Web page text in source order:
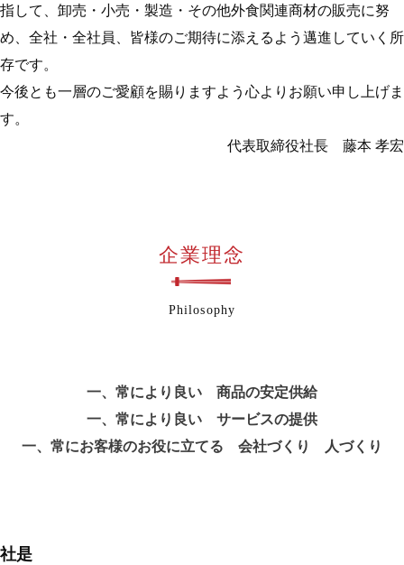
指して、卸売・小売・製造・その他外食関連商材の販売に努
め、全社・全社員、皆様のご期待に添えるよう邁進していく所
存です。
今後とも一層のご愛顧を賜りますよう心よりお願い申し上げま
す。
代表取締役社長 藤本 孝宏
企業理念
Philosophy
一、常により良い 商品の安定供給
一、常により良い サービスの提供
一、常にお客様のお役に立てる 会社づくり 人づくり
社是